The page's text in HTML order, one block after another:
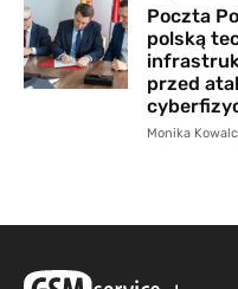
Poczta
polską
przed
Monika